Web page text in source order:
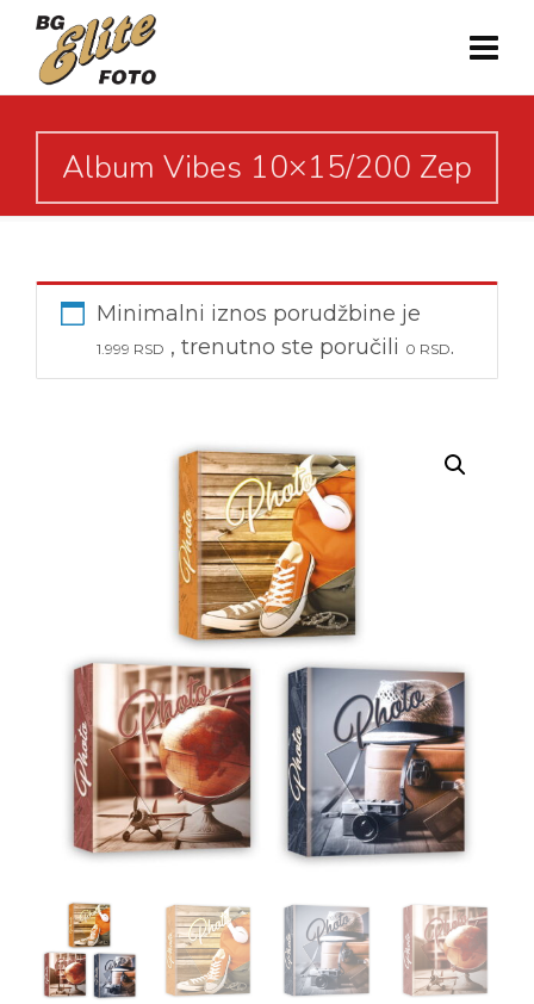
Album Vibes 10×15/200 Zep
Minimalni iznos porudžbine je
1.999 RSD , trenutno ste poručili 0 RSD.